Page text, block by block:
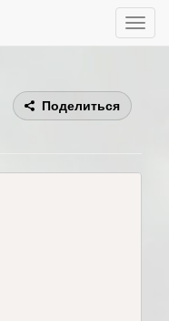
Toggle
Поделиться